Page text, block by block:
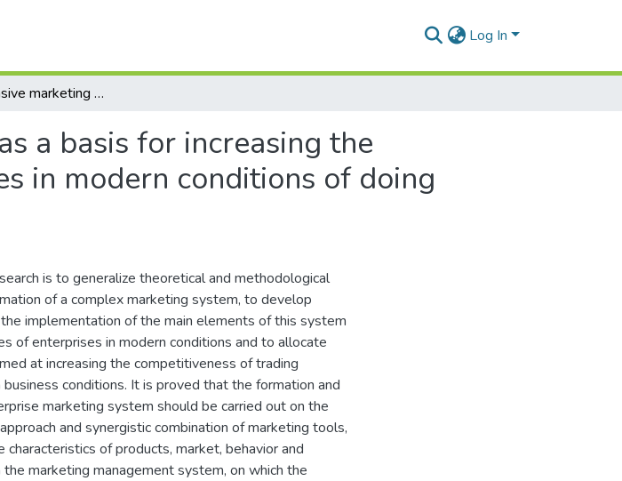
Log In
Comprehensive marketing system as a basis for increasing the competitiveness of trade enterprises in modern conditions of doing business
a basis for increasing the
in modern conditions of doing
is to generalize theoretical and methodological
of a complex marketing system, to develop
implementation of the main elements of this system
of enterprises in modern conditions and to allocate
at increasing the competitiveness of trading
conditions. It is proved that the formation and
marketing system should be carried out on the
and synergistic combination of marketing tools,
characteristics of products, market, behavior and
marketing management system, on which the